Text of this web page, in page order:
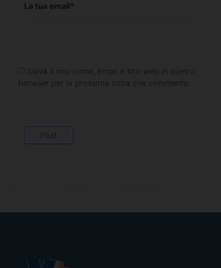
La tua email*
Salva il mio nome, email e sito web in questo
browser per la prossima volta che commento.